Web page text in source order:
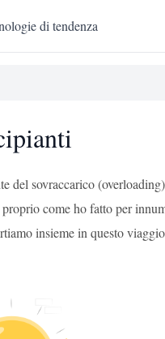
di tendenza
sovraccarico
come ho fatto per
insieme in questo